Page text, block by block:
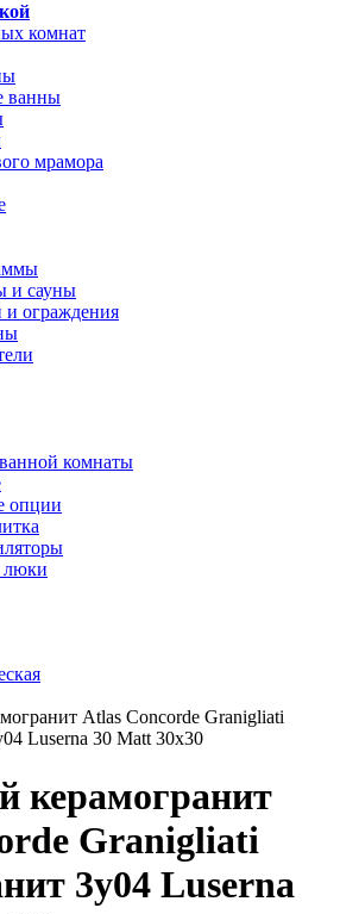
комнат
ванны
мрамора
и сауны
ограждения
комнаты
опции
люки
Atlas Concorde Granigliati
Luserna 30 Matt 30x30
керамогранит
Granigliati
3y04 Luserna